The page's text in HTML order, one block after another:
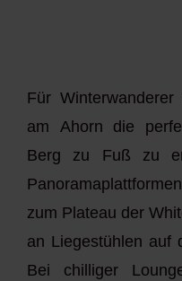
Für
am Ahorn die
Berg zu Fuß zu
zum Plateau der
an Liegestühlen auf
Bei chilliger